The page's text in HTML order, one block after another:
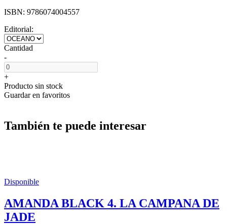
ISBN: 9786074004557
Editorial:
Cantidad
-
+
Producto sin stock
Guardar en favoritos
También te puede interesar
Disponible
AMANDA BLACK 4. LA CAMPANA DE
JADE